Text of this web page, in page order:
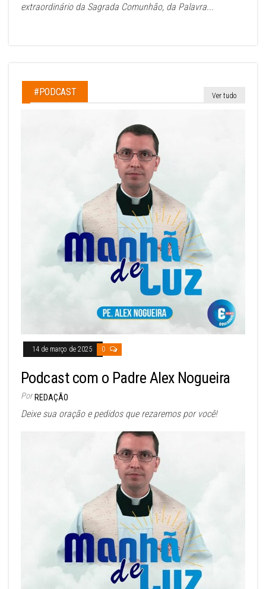
extraordinário da Sagrada Comunhão, da Palavra...
#PODCAST Ver tudo
14 de março de 2025 0
Podcast com o Padre Alex Nogueira
Por REDAÇÃO
Deixe sua oração e pedidos que rezaremos por você!